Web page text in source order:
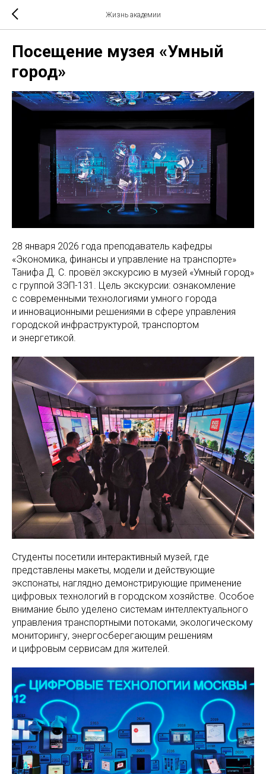
Жизнь академии
Посещение музея «Умный
город»
28 января 2026 года преподаватель кафедры
«Экономика, финансы и управление на транспорте»
Танифа Д. С. провёл экскурсию в музей «Умный город»
с группой ЗЭП-131. Цель экскурсии: ознакомление
с современными технологиями умного города
и инновационными решениями в сфере управления
городской инфраструктурой, транспортом
и энергетикой.
Студенты посетили интерактивный музей, где
представлены макеты, модели и действующие
экспонаты, наглядно демонстрирующие применение
цифровых технологий в городском хозяйстве. Особое
внимание было уделено системам интеллектуального
управления транспортными потоками, экологическому
мониторингу, энергосберегающим решениям
и цифровым сервисам для жителей.